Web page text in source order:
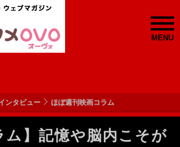
MENU
ンタビュー ほぼ週刊映画コラム
ム】記憶や脳内こそが